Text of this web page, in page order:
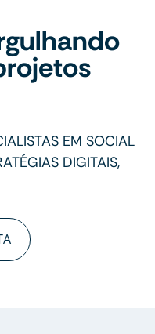
EM SOCIAL
DIGITAIS,